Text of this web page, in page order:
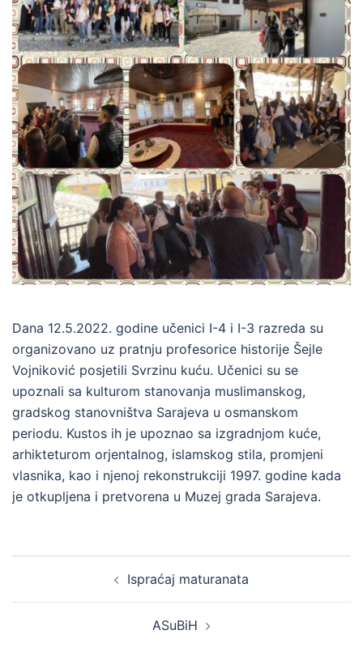
Dana 12.5.2022. godine učenici I-4 i I-3 razreda su
organizovano uz pratnju profesorice historije Šejle
Vojniković posjetili Svrzinu kuću. Učenici su se
upoznali sa kulturom stanovanja muslimanskog,
gradskog stanovništva Sarajeva u osmanskom
periodu. Kustos ih je upoznao sa izgradnjom kuće,
arhikteturom orjentalnog, islamskog stila, promjeni
vlasnika, kao i njenoj rekonstrukciji 1997. godine kada
je otkupljena i pretvorena u Muzej grada Sarajeva.
Ispraćaj maturanata
ASuBiH